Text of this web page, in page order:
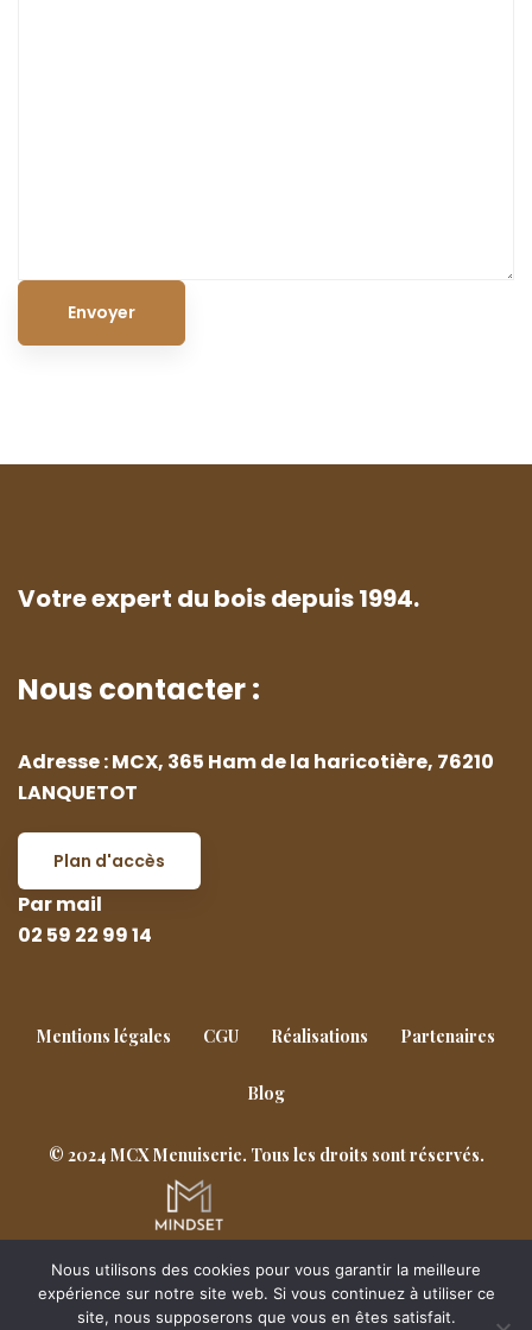
Votre expert du bois depuis 1994.
Nous contacter :
Adresse : MCX, 365 Ham de la haricotière, 76210
LANQUETOT
Plan d'accès
Par mail
02 59 22 99 14
Mentions légales CGU Réalisations Partenaires
Blog
© 2024 MCX Menuiserie. Tous les droits sont réservés.
Goderville Notre-Dame-de-Gravenchon
Nous utilisons des cookies pour vous garantir la meilleure
expérience sur notre site web. Si vous continuez à utiliser ce
site, nous supposerons que vous en êtes satisfait.